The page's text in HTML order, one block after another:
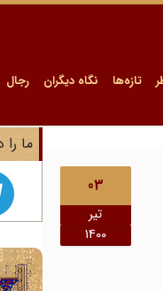
تازه‌ها نگاه دیگران رجال
03
تیر
1400
ما